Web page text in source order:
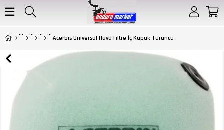
Acerbis Unıversal Hava Filtre İç Kapak Turuncu